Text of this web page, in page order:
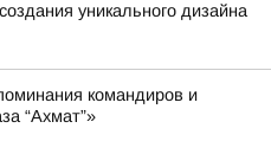
уникального дизайна
командиров и
“Ахмат”»